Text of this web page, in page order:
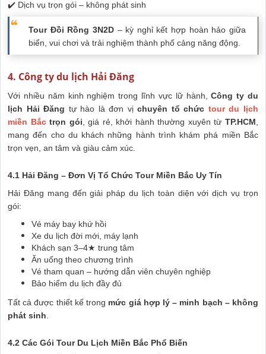
✔️ Dịch vụ trọn gói – không phát sinh
Tour Đồi Rồng 3N2D– kỳ nghỉ kết hợp hoàn hảo giữa
biển, vui chơi và trải nghiệm thành phố cảng năng động.
4. Công ty du lịch Hải Đăng
Với nhiều năm kinh nghiệm trong lĩnh vực lữ hành,Công ty du
lịch Hải Đăng tự hào là đơn vịchuyên tổ chức tour du lịch
miền Bắctrọn gói , giá rẻ, khởi hành thường xuyên từTP.HCM
mang đến cho du khách những hành trình khám phá miền Bắc
trọn vẹn, an tâm và giàu cảm xúc.
4.1 Hải Đăng – Đơn Vị Tổ Chức Tour Miền Bắc Uy Tín
Hải Đăng mang đến giải pháp du lịch toàn diện với dịch vụ trọn
gói:
Vé máy bay khứ hồi
Xe du lịch đời mới, máy lạnh
Khách sạn 3–4★ trung tâm
Ăn uống theo chương trình
Vé tham quan – hướng dẫn viên chuyên nghiệp
Bảo hiểm du lịch đầy đủ
Tất cả được thiết kế trong mức giá hợp lý – minh bạch – không
phát sinh
4.2 Các Gói Tour Du Lịch Miền Bắc Phổ Biến